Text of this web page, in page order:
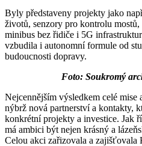
Byly představeny projekty jako
životů, senzory pro kontrolu
minibus bez řidiče i 5G
vzbudila i autonomní formule od
budoucnosti dopravy.
Foto: Soukromý
Nejcennějším výsledkem celé mise
nýbrž nová partnerství a kontakty,
konkrétní projekty a investice. Jak
má ambici být nejen krásný a
Celou akci zařizovala a zajišťovala